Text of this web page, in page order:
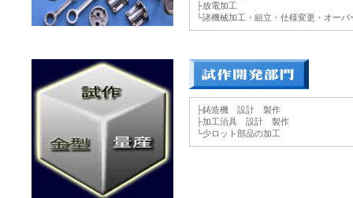
├放電加工
└諸機械加工・組立・仕様変更・オーバ
├鋳造機 設計 製作
├加工治具 設計 製作
└少ロット部品の加工